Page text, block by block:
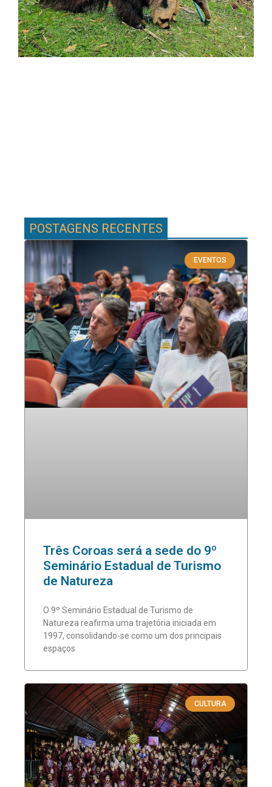
POSTAGENS RECENTES
EVENTOS
Três Coroas será a sede do 9º
Seminário Estadual de Turismo
de Natureza
O 9º Seminário Estadual de Turismo de
Natureza reafirma uma trajetória iniciada em
1997, consolidando-se como um dos principais
espaços
CULTURA